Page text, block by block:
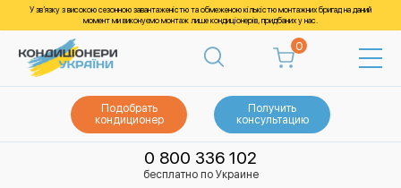
У зв’язку з високою сезонною завантаженістю та обмеженою кількістю монтажних бригад на даний
момент ми виконуємо монтаж лише кондиціонерів, придбаних у нас.
0
Подобрать
кондиционер
Получить
консультацию
0 800 336 102
бесплатно по Украине